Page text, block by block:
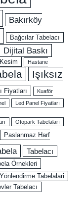
Bakırköy
Bağcılar Tabelacı
Dijital Baskı
Hastane
Işıksız
Fiyatları
Kuaför
Led Panel Fiyatları
Otopark Tabelaları
Paslanmaz Harf
Tabelacı
Örnekleri
Yönlendirme Tabelalari
Tabelacı